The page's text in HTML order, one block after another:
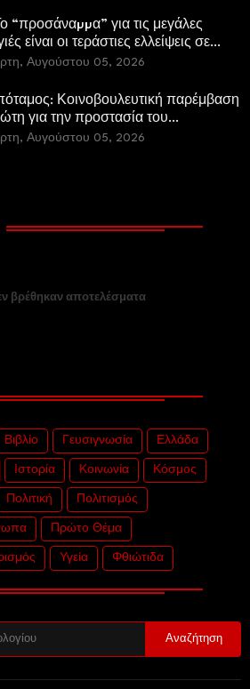
“προσάναµµα” για τις μεγάλες
είναι οι τεράστιες ελλείψεις σε
προσωπικό στην Πυροσβεστική και
Αυγούστου 05, 2026
Κοινοβουλευτική παρέμβαση
για την προστασία του
φυσικού και ιστορικού
Αυγούστου 05, 2026
βρέθηκαν αποτελέσματα
Βιβλίο Γευσιγνωσία Ελλάδα
Ιστορία Κοινωνία Κόσμος
Πολιτική Πολιτισμός
Πρώτο Θέμα
Υγεία Φθιώτιδα